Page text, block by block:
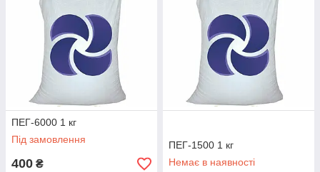
ПЕГ-6000 1 кг
Під замовлення
400 ₴
ПЕГ-1500 1 кг
Немає в наявності